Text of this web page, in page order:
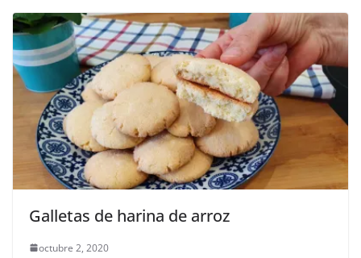
Galletas de harina de arroz
octubre 2, 2020